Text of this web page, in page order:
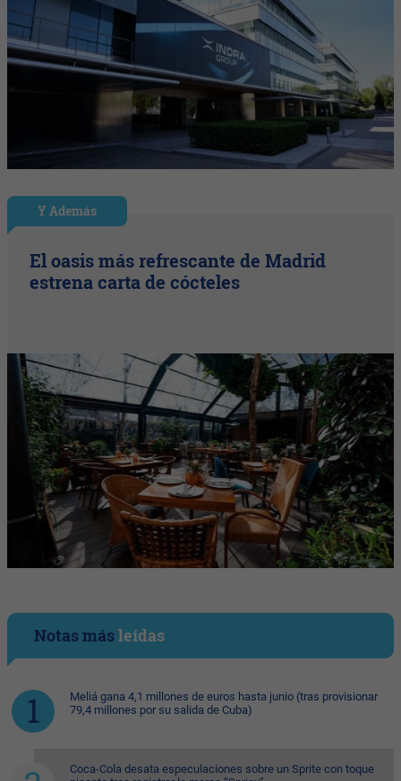
Y Además
El oasis más refrescante de Madrid
estrena carta de cócteles
Notas másleídas
Meliá gana 4,1 millones de euros hasta junio (tras provisionar
79,4 millones por su salida de Cuba)
Coca-Cola desata especulaciones sobre un Sprite con toque